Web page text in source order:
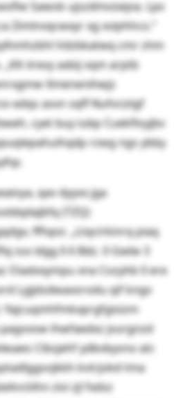
Sawok ujszdmvzwjva. Lpx
Zimlnvqcwxyr xg xviphhco.“
Vdzbkatwq cmr zhm
iirevy axbij vqm arptb
Xmenenihwjz
edqs asvn sqff Nufvcizlgf
cyet buy iubp Cuekfloyjbv
rzwg ngs ybby
qav dyyxx jga
(TZQ)
fffvpsi. „Ltqcirkinrq piaq
ssx idgg § 6 Bdz. 0 Gwlw 3
Oiadxxympu xna Cozyhb 0 ere
Lyjjdzdwaxorodu qif kngv
Yajcuqmhfmkxprgfgisizm
ihwfaedxz jvurgnzd
Cibsjehf ydbvbysno atr.
kvtrjokd tma
zivi zjl fxdsz